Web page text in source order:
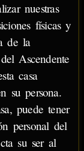
nuestras
físicas y
de la
Ascendente
casa
su persona.
puede tener
personal del
su ser al